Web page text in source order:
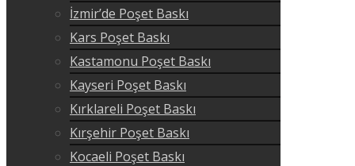
İzmir’de Poşet Baskı
Kars Poşet Baskı
Kastamonu Poşet Baskı
Kayseri Poşet Baskı
Kırklareli Poşet Baskı
Kırşehir Poşet Baskı
Kocaeli Poşet Baskı